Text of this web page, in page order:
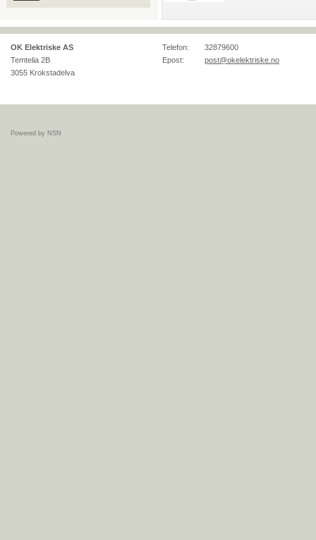
OK Elektriske AS
Temtelia 2B
3055 Krokstadelva
Telefon:
32879600
Epost:
post@okelektriske.no
Powered by NSN